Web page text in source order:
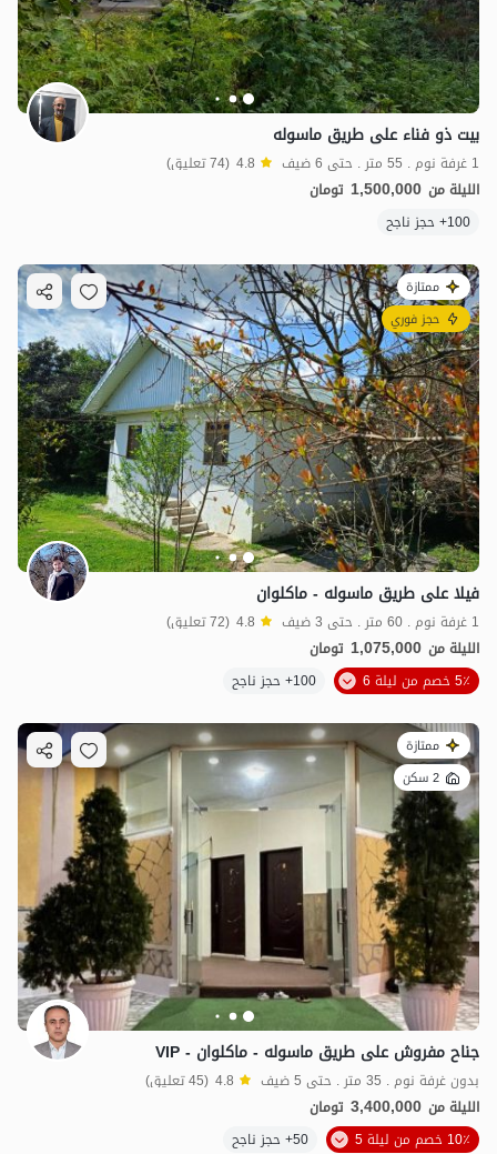
بيت ذو فناء على طريق ماسوله
1 غرفة نوم . 55 متر . حتى 6 ضيف 4.8 (74 تعليق)
الليلة من 1,500,000 تومان
100+ حجز ناجح
ممتازة
حجز فوري
فيلا على طريق ماسوله - ماكلوان
1 غرفة نوم . 60 متر . حتى 3 ضيف 4.8 (72 تعليق)
الليلة من 1,075,000 تومان
5٪ خصم من ليلة 6
100+ حجز ناجح
ممتازة
2 سكن
جناح مفروش على طريق ماسوله - ماكلوان - VIP
بدون غرفة نوم . 35 متر . حتى 5 ضيف 4.8 (45 تعليق)
الليلة من 3,400,000 تومان
10٪ خصم من ليلة 5
50+ حجز ناجح